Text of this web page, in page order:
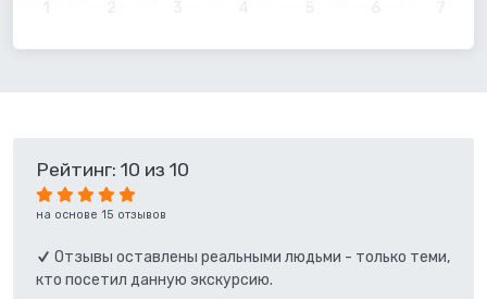
Рейтинг: 10 из 10
на основе 15 отзывов
Отзывы оставлены реальными людьми - только теми,
кто посетил данную экскурсию.